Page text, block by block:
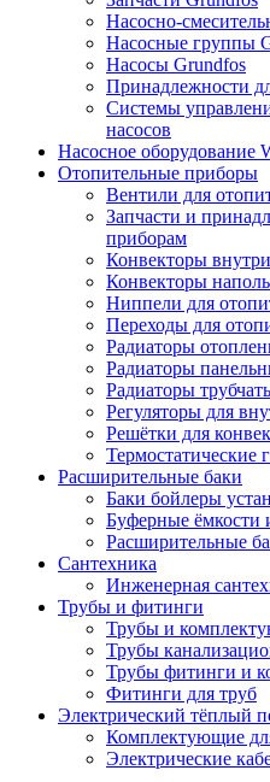
Насосно-
Насосные группы
Насосы Grundfos
Принадлежности
Системы
насосов
Насосное оборудование
Отопительные приборы
Вентили для
Запчасти и
приборам
Конвекторы
Конвекторы
Ниппели для
Переходы для
Радиаторы
Радиаторы
Радиаторы
Регуляторы для
Решётки для
Термостатические
Расширительные баки
Баки бойлеры
Буферные ёмкости
Расширительные
Сантехника
Инженерная
Трубы и фитинги
Трубы и
Трубы
Трубы фитинги и
Фитинги для труб
Электрический тёплый
Комплектующие
Электрические